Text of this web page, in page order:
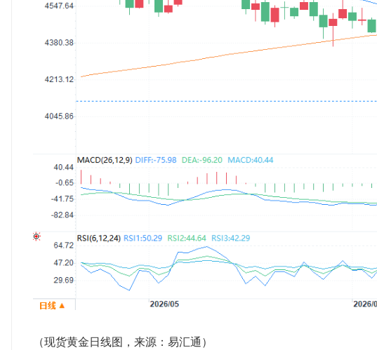
（现货黄金日线图，来源：易汇通）